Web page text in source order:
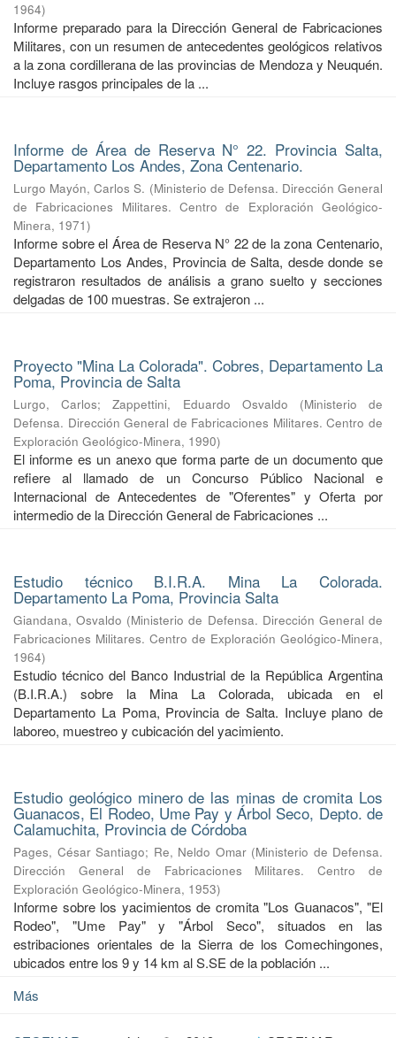
1964)
Informe preparado para la Dirección General de Fabricaciones
Militares, con un resumen de antecedentes geológicos relativos
a la zona cordillerana de las provincias de Mendoza y Neuquén.
Incluye rasgos principales de la ...
Informe de Área de Reserva N° 22. Provincia Salta,
Departamento Los Andes, Zona Centenario.
Lurgo Mayón, Carlos S. (Ministerio de Defensa. Dirección General
de Fabricaciones Militares. Centro de Exploración Geológico-
Minera, 1971)
Informe sobre el Área de Reserva N° 22 de la zona Centenario,
Departamento Los Andes, Provincia de Salta, desde donde se
registraron resultados de análisis a grano suelto y secciones
delgadas de 100 muestras. Se extrajeron ...
Proyecto "Mina La Colorada". Cobres, Departamento La
Poma, Provincia de Salta
Lurgo, Carlos;Zappettini, Eduardo Osvaldo (Ministerio de
Defensa. Dirección General de Fabricaciones Militares. Centro de
Exploración Geológico-Minera, 1990)
El informe es un anexo que forma parte de un documento que
refiere al llamado de un Concurso Público Nacional e
Internacional de Antecedentes de "Oferentes" y Oferta por
intermedio de la Dirección General de Fabricaciones ...
Estudio técnico B.I.R.A. Mina La Colorada.
Departamento La Poma, Provincia Salta
Giandana, Osvaldo (Ministerio de Defensa. Dirección General de
Fabricaciones Militares. Centro de Exploración Geológico-Minera,
1964)
Estudio técnico del Banco Industrial de la República Argentina
(B.I.R.A.) sobre la Mina La Colorada, ubicada en el
Departamento La Poma, Provincia de Salta. Incluye plano de
laboreo, muestreo y cubicación del yacimiento.
Estudio geológico minero de las minas de cromita Los
Guanacos, El Rodeo, Ume Pay y Árbol Seco, Depto. de
Calamuchita, Provincia de Córdoba
Pages, César Santiago; Re, Neldo Omar (Ministerio de Defensa.
Dirección General de Fabricaciones Militares. Centro de
Exploración Geológico-Minera, 1953)
Informe sobre los yacimientos de cromita "Los Guanacos", "El
Rodeo", "Ume Pay" y "Árbol Seco", situados en las
estribaciones orientales de la Sierra de los Comechingones,
ubicados entre los 9 y 14 km al S.SE de la población ...
Más